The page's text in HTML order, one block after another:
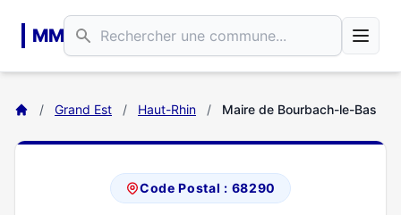
MM
/ Grand Est / Haut-Rhin / Maire de Bourbach-le-Bas
Code Postal : 68290